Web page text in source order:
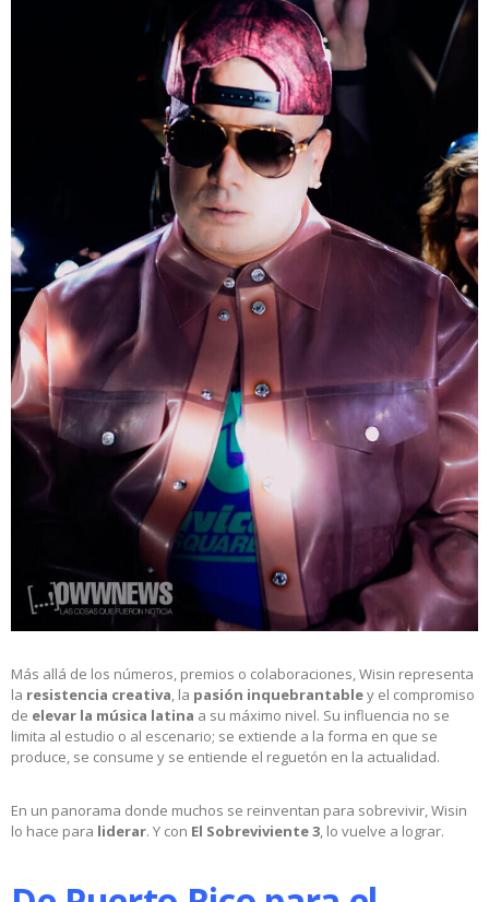
Más allá de los números, premios o colaboraciones, Wisin representa
la resistencia creativa, la pasión inquebrantabley el compromiso
de elevar la música latina a su máximo nivel. Su influencia no se
limita al estudio o al escenario; se extiende a la forma en que se
produce, se consume y se entiende el reguetón en la actualidad.
En un panorama donde muchos se reinventan para sobrevivir, Wisin
lo hace para liderar. Y con El Sobreviviente 3, lo vuelve a lograr.